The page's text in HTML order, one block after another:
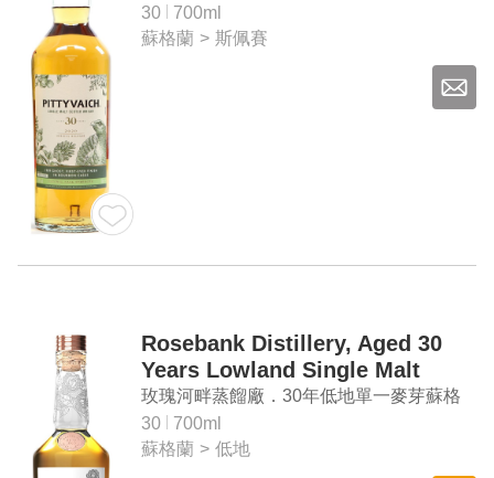
士忌 2020年限量原酒臻選系列
30
700ml
蘇格蘭 > 斯佩賽
Rosebank Distillery, Aged 30
Years Lowland Single Malt
Scotch Whisky Release 1
玫瑰河畔蒸餾廠．30年低地單一麥芽蘇格
蘭威士忌 第一版
30
700ml
蘇格蘭 > 低地